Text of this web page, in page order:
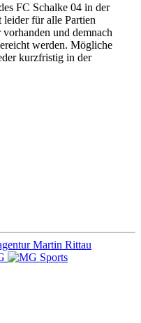
FC Schalke 04 in der
leider für alle Partien
und demnach
werden. Mögliche
kurzfristig in der